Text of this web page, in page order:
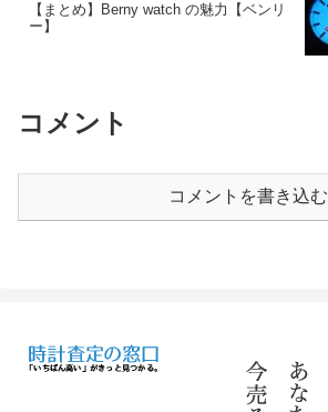
【まとめ】Berny watch の魅力【ベンリ
ー】
コメント
コメントを書き込む